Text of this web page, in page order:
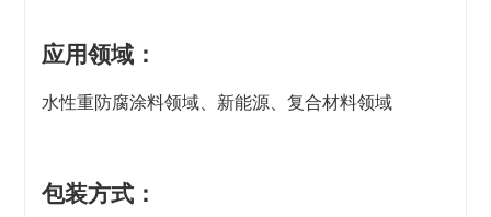
应用领域：
水性重防腐涂料领域、新能源、复合材料领域
包装方式：